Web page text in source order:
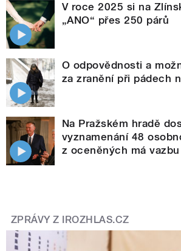
V roce 2025 si na
„ANO“ přes 250 párů
O odpovědnosti a
za zranění při pádech
Na Pražském hradě
vyznamenání 48
z oceněných má
ZPRÁVY Z IROZHLAS.CZ